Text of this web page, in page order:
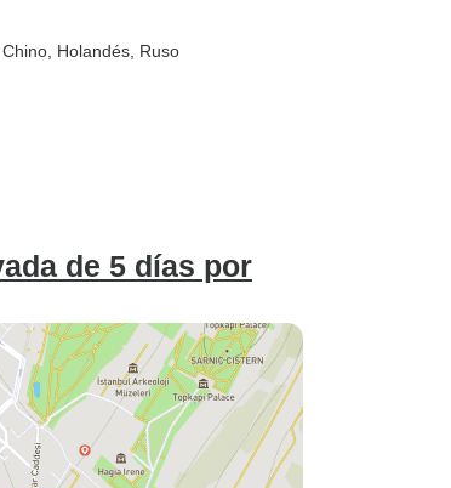
Holandés, Ruso
de 5 días por